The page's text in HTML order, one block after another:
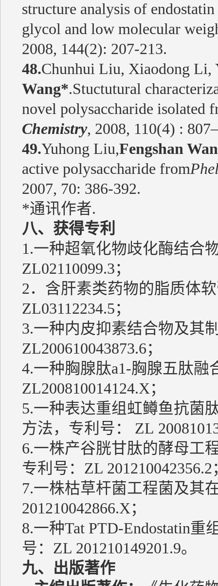
structure analysis of
glycol and low molecular
2008, 144(2): 207-213.
48.Chunhui Liu, Xiaodong Li,
Wang*.Stuctutural
novel polysaccharide isolated
Chemistry, 2008, 110(4) :
49.Yuhong Liu,Fengshan
active polysaccharide from
2007, 70: 386-392.
*通讯作者.
八、获得专利
1.一种超氧化物歧化酶结合
ZL02110099.3；
2．含肝素类药物的脂质体
ZL03112234.5；
3.一种内皮抑素结合物及其
ZL200610043873.6；
4.一种胸腺肽a1-胸腺五肽
ZL200810014124.X；
5.一种表达重组虹鳟鱼抗菌
方法 ，专利号： ZL
6.一株产谷胱甘肽的酵母工
专利号：ZL 201210042356.2
7.一株枯草杆菌工程菌及其
201210042866.X；
8.一种Tat PTD-Endostatin
号：ZL 201210149201.9。
九、出版著作